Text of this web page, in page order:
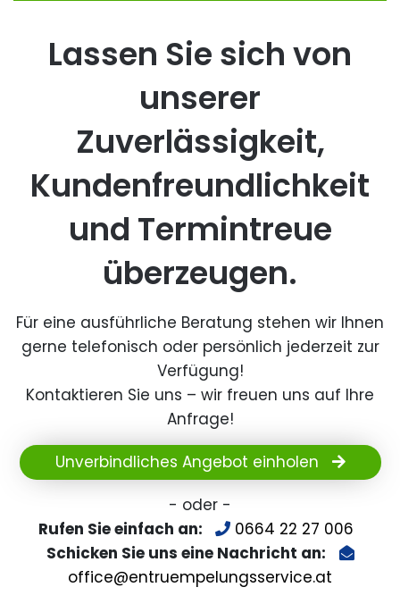
Lassen Sie sich von
unserer
Zuverlässigkeit,
Kundenfreundlichkeit
und Termintreue
überzeugen.
Für eine ausführliche Beratung stehen wir Ihnen
gerne telefonisch oder persönlich jederzeit zur
Verfügung!
Kontaktieren Sie uns – wir freuen uns auf Ihre
Anfrage!
Unverbindliches Angebot einholen
- oder -
Rufen Sie einfach an:
0664 22 27 006
Schicken Sie uns eine Nachricht an:
office@entruempelungsservice.at